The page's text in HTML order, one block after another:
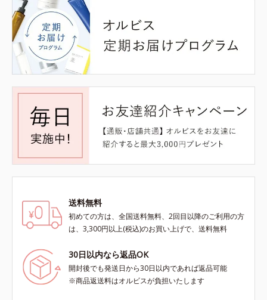
送料無料
初めての方は、全国送料無料、2回目以降のご利用の方
は、3,300円以上(税込)のお買い上げで、送料無料
30日以内なら返品OK
開封後でも発送日から30日以内であれば返品可能
※商品返送料はオルビスが負担いたします